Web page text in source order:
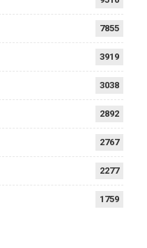
7855
3919
3038
2892
2767
2277
1759